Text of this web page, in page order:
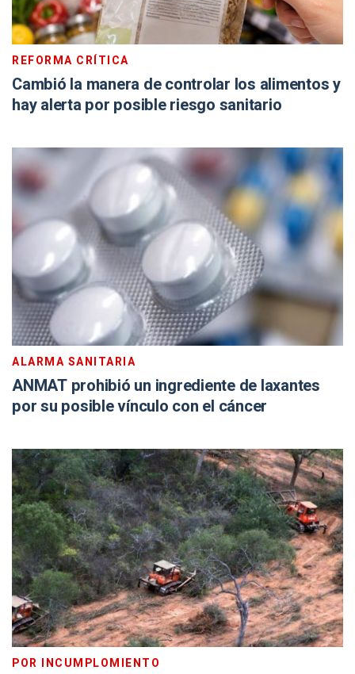
REFORMA CRÍTICA
Cambió la manera de controlar los alimentos y
hay alerta por posible riesgo sanitario
ALARMA SANITARIA
ANMAT prohibió un ingrediente de laxantes
por su posible vínculo con el cáncer
POR INCUMPLOMIENTO